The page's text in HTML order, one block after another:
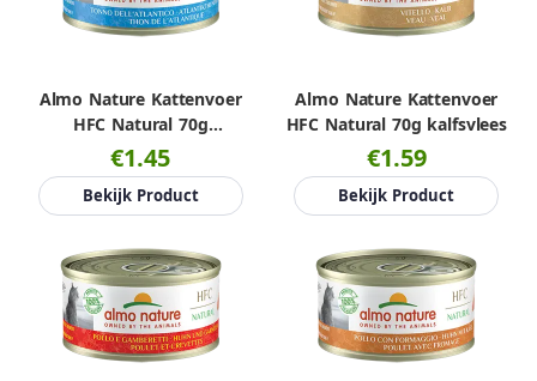
Almo Nature Kattenvoer
HFC Natural 70g
Atlantische tonijn
€1.45
Bekijk Product
Almo Nature Kattenvoer
HFC Natural 70g kalfsvlees
€1.59
Bekijk Product